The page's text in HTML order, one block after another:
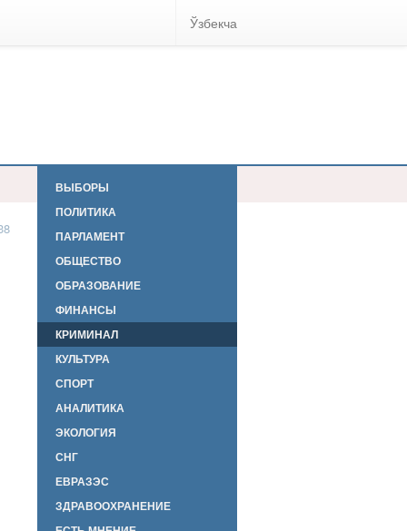
Ўзбекча
ВЫБОРЫ
ПОЛИТИКА
ПАРЛАМЕНТ
ОБЩЕСТВО
ОБРАЗОВАНИЕ
ФИНАНСЫ
КРИМИНАЛ
КУЛЬТУРА
СПОРТ
АНАЛИТИКА
ЭКОЛОГИЯ
СНГ
ЕВРАЗЭС
ЗДРАВООХРАНЕНИЕ